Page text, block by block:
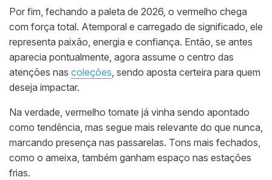
Por fim, fechando a paleta de 2026, o vermelho chega
com força total. Atemporal e carregado de significado, ele
representa paixão, energia e confiança. Então, se antes
aparecia pontualmente, agora assume o centro das
atenções nas coleções , sendo aposta certeira para quem
deseja impactar.
Na verdade, vermelho tomate já vinha sendo apontado
como tendência, mas segue mais relevante do que nunca,
marcando presença nas passarelas. Tons mais fechados,
como o ameixa, também ganham espaço nas estações
frias.